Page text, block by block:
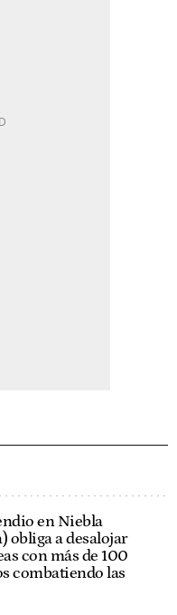
en Niebla
obliga a desalojar
con más de 100
combatiendo las